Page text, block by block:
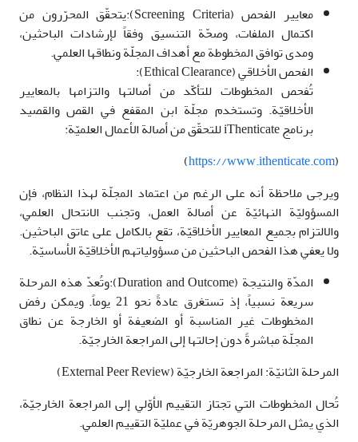
معايير الفحص (Screening Criteria):يتحقّق المحرّرون من
اكتمال الملفات، وصحّة التنسيق وفقاً لإرشادات الباحثين،
ومدى توافق المخطوطة مع أهداف المجلّة ونطاقها العلمي.
الفحص الأخلاقي (Ethical Clearance):
تُفحص المخطوطات للتأكّد من أصالتها والتزامها بالمعايير
الأخلاقيّة. وتستخدم مجلّة ابن المقفع في القص والقصيد
برنامج iThenticate للتحقّق من أصالة الأعمال العلميّة:
(
https://www.ithenticate.com
)
ويرجى ملاحظة أنه على الرغم من اعتماد المجلّة لهذا النظام، فإن
المسؤوليّة النهائيّة عن أصالة العمل، وتجنب الانتحال العلمي،
والالتزام بجميع المعايير الأخلاقيّة، تقع بالكامل على عاتق الباحثين.
ولا يعفي هذا الفحص الباحثين من مسؤولياتهم الأخلاقيّة الأساسيّة.
المدّة والنتيجة (Duration and Outcome):وتُعدّ هذه المرحلة
سريعة نسبياً، إذ تستغرق عادةً نحو 21 يوماً. ويمكن رفض
المخطوطات غير المناسبة أو الضعيفة أو الخارجة عن نطاق
المجلّة مباشرةً دون إحالتها إلى المراجعة الخارجيّة.
المرحلة الثانيّة: المراجعة الخارجيّة (External Peer Review)
تُحال المخطوطات التي تجتاز التقييم الأوّلي إلى المراجعة الخارجيّة،
الذي يمثل المرحلة الجوهريّة في عمليّة التقييم العلمي.